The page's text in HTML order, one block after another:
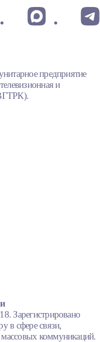
предприятие
и
Зарегистрировано
в сфере связи,
коммуникаций.